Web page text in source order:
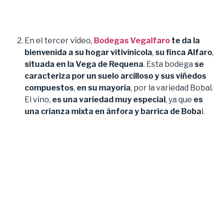
En el tercer vídeo, Bodegas Vegalfaro te da la
bienvenida a su hogar vitivinícola, su finca Alfaro,
situada en la Vega de Requena. Esta bodega se
caracteriza por un suelo arcilloso y sus viñedos
compuestos, en su mayoría, por la variedad Bobal.
El vino, es una variedad muy especial, ya que es
una crianza mixta en ánfora y barrica de Bobal.